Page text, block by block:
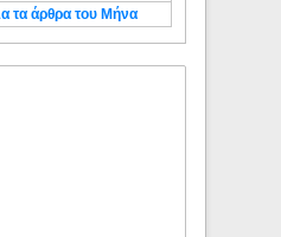
τα άρθρα του Μήνα